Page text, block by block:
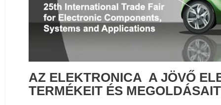
AZ ELEKTRONICA A JÖVŐ
TERMÉKEIT ÉS